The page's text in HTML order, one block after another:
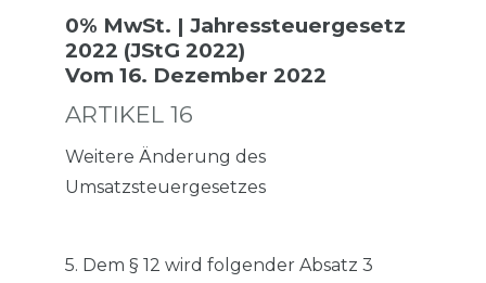
0% MwSt. | Jahressteuergesetz
2022 (JStG 2022)
Vom 16. Dezember 2022
ARTIKEL 16
Weitere Änderung des
Umsatzsteuergesetzes
5. Dem § 12 wird folgender Absatz 3